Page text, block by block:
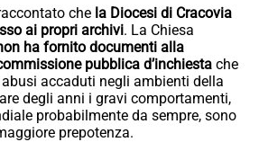
che la Diocesi di Cracovia
ai propri archivi. La Chiesa
ha fornito documenti alla
pubblica d’inchiesta che
accaduti negli ambienti della
degli anni i gravi comportamenti,
probabilmente da sempre, sono
prepotenza.